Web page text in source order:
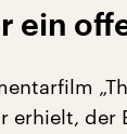
ein
erhielt, der